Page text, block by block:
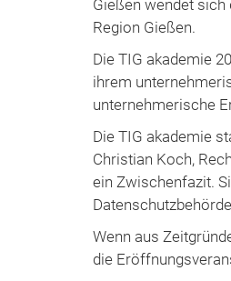
Gießen wendet
Region Gießen.
Die TIG akademie
ihrem
unternehmerische
Die TIG akademie
Christian Koch,
ein Zwischenfazit.
Wenn aus
die